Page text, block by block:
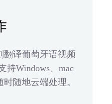
翻译葡萄牙语视频
持Windows、mac
随地云端处理。